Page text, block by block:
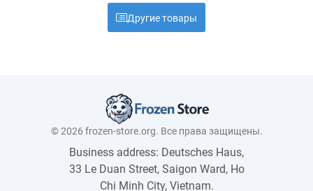
Другие товары
© 2026 frozen-store.org. Все права защищены.
Business address: Deutsches Haus,
33 Le Duan Street, Saigon Ward, Ho
Chi Minh City, Vietnam.